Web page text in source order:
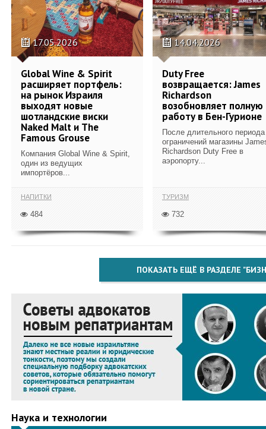
17.05.2026
Global Wine & Spirit
расширяет портфель:
на рынок Израиля
выходят новые
шотландские виски
Naked Malt и The
Famous Grouse
Компания Global Wine & Spirit,
один из ведущих
импортёров...
НАПИТКИ
484
14.04.2026
Duty Free
возвращается: James
Richardson
возобновляет полную
работу в Бен-Гурионе
После длительного периода
ограничений магазины
Richardson Duty Free в
аэропорту...
ТУРИЗМ
732
ПОКАЗАТЬ ЕЩЁ В РАЗДЕЛЕ
Наука и технологии